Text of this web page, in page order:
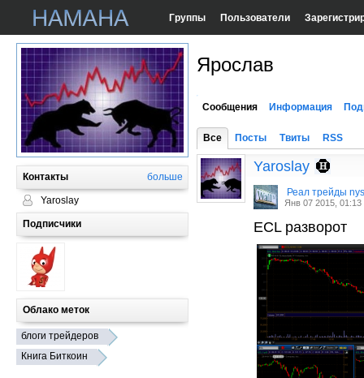
Группы Пользователи
Контакты больше
Yaroslay
Подписчики
Облако меток
блоги трейдеров
Книга Биткоин
Ярослав
Сообщения Информация
Все Посты Твиты RSS
Yaroslay
Реал трейды
Янв 07 2015, 01:13
ECL разворот